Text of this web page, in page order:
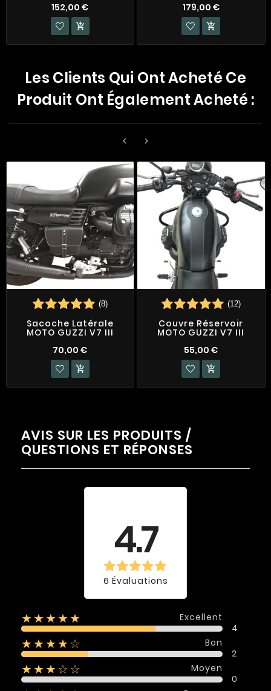
152,00 €

179,00 €

Les Clients Qui Ont Acheté Ce
Produit Ont Également Acheté :
 
(8)
Sacoche Latérale
MOTO GUZZI V7 III
70,00 €

(12)
Couvre Réservoir
MOTO GUZZI V7 III
55,00 €

AVIS SUR LES PRODUITS /
QUESTIONS ET RÉPONSES
4.7
6 Évaluations
★★★★★
Excellent
4
★★★★☆
Bon
2
★★★☆☆
Moyen
0